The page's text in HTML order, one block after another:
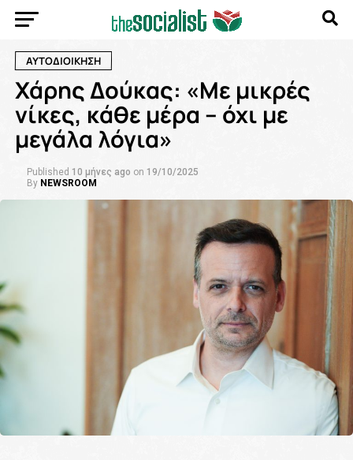
ΑΥΤΟΔΙΟΙΚΗΣΗ
Χάρης Δούκας: «Με μικρές
νίκες, κάθε μέρα – όχι με
μεγάλα λόγια»
Published 10 μήνες ago on 19/10/2025
By NEWSROOM